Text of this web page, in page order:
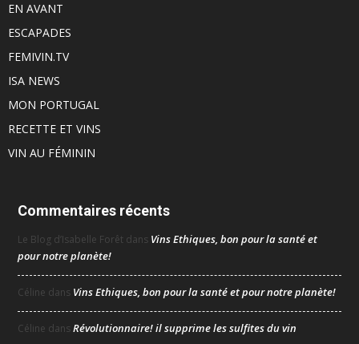
EN AVANT
ESCAPADES
FEMIVIN.TV
ISA NEWS
MON PORTUGAL
RECETTE ET VINS
VIN AU FÉMININ
Commentaires récents
Le Blog d’Isabelle Forêt dans Vins Ethiques, bon pour la santé et
pour notre planète!
Céline dans Vins Ethiques, bon pour la santé et pour notre planète!
Céline dansRévolutionnaire! il supprime les sulfites du vin